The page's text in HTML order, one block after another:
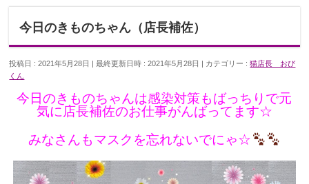
今日のきものちゃん（店長補佐）
投稿日 : 2021年5月28日 最終更新日時 : 2021年5月28日 カテゴリー :猫店長 おび
くん
今日のきものちゃんは感染対策もばっちりで元
気に店長補佐のお仕事がんばってます☆
みなさんもマスクを忘れないでにゃ☆